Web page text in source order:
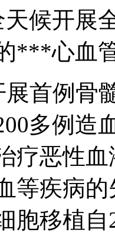
候开展
***心血
展首例骨
多例造
疗恶性
等疾病
胞移植